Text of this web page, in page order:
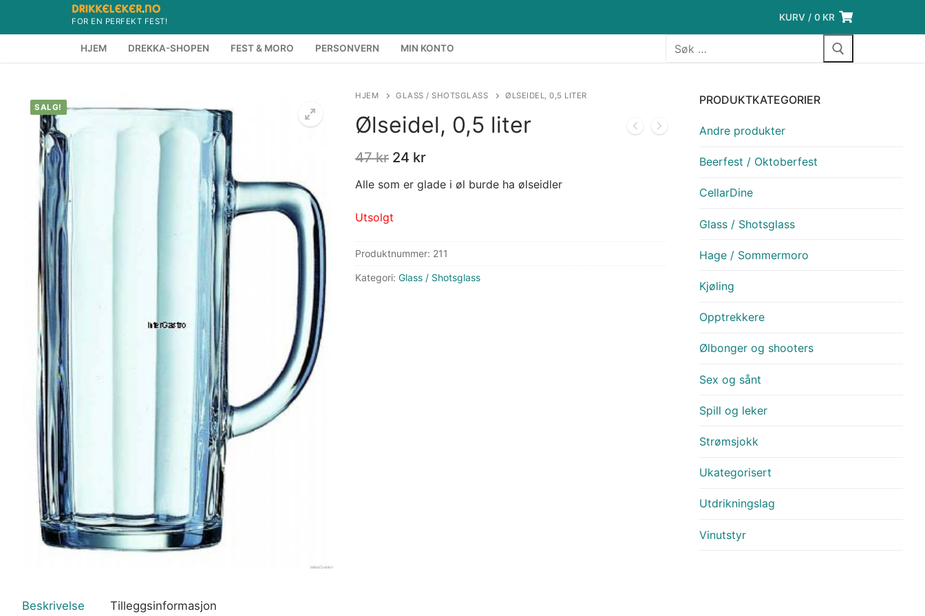
FOR EN PERFEKT FEST! KURV / 0 KR
HJEM DREKKA-SHOPEN FEST & MORO PERSONVERN MIN KONTO
Søk
SALG!
HJEM GLASS / SHOTSGLASS ØLSEIDEL, 0,5 LITER
Ølseidel, 0,5 liter
47kr 24 kr
Alle som er glade i øl burde ha ølseidler
Utsolgt
Produktnummer: 211
Kategori: Glass / Shotsglass
Beskrivelse Tilleggsinformasjon
PRODUKTKATEGORIER
Andre produkter
Beerfest / Oktoberfest
CellarDine
Glass / Shotsglass
Hage / Sommermoro
Kjøling
Opptrekkere
Ølbonger og shooters
Sex og sånt
Spill og leker
Strømsjokk
Ukategorisert
Utdrikningslag
Vinutstyr